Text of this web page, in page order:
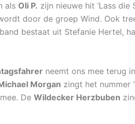
als Oli P. zijn nieuwe hit ‘Lass die
door de groep Wind. Ook
bestaat uit Stefanie Hertel,
neemt ons mee terug
Morgan zingt het nummer
De Wildecker Herzbuben